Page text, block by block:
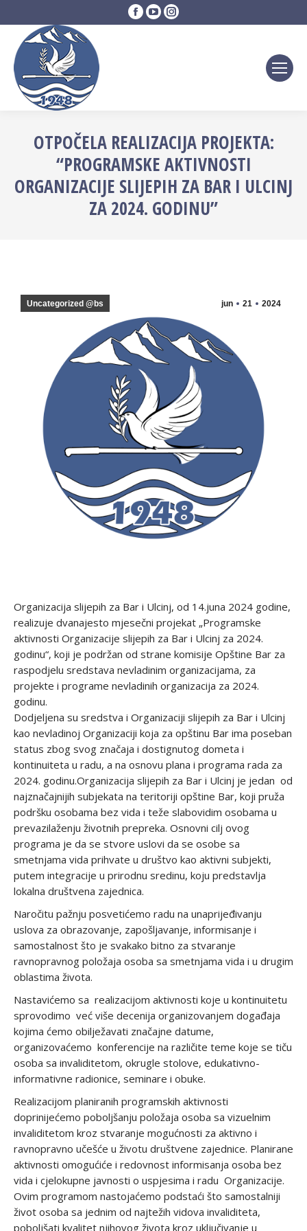
Facebook
page
YouTube
page
Instagram
page
OTPOČELA REALIZACIJA PROJEKTA:
“PROGRAMSKE AKTIVNOSTI
ORGANIZACIJE SLIJEPIH ZA BAR I ULCINJ
ZA 2024. GODINU”
jun 21 2024
Uncategorized @bs
Organizacija slijepih za Bar i Ulcinj, od 14.juna 2024 godine,
realizuje dvanajesto mjesečni projekat „Programske
aktivnosti Organizacije slijepih za Bar i Ulcinj za 2024.
godinu“, koji je podržan od strane komisije Opštine Bar za
raspodjelu sredstava nevladinim organizacijama, za
projekte i programe nevladinih organizacija za 2024.
godinu.
Dodjeljena su sredstva i Organizaciji slijepih za Bar i Ulcinj
kao nevladinoj Organizaciji koja za opštinu Bar ima poseban
status zbog svog značaja i dostignutog dometa i
kontinuiteta u radu, a na osnovu plana i programa rada za
2024. godinu.Organizacija slijepih za Bar i Ulcinj je jedan od
najznačajnijih subjekata na teritoriji opštine Bar, koji pruža
podršku osobama bez vida i teže slabovidim osobama u
prevazilaženju životnih prepreka. Osnovni cilj ovog
programa je da se stvore uslovi da se osobe sa
smetnjama vida prihvate u društvo kao aktivni subjekti,
putem integracije u prirodnu sredinu, koju predstavlja
lokalna društvena zajednica.
Naročitu pažnju posvetićemo radu na unaprijeđivanju
uslova za obrazovanje, zapošljavanje, informisanje i
samostalnost što je svakako bitno za stvaranje
ravnopravnog položaja osoba sa smetnjama vida i u drugim
oblastima života.
Nastavićemo sa realizacijom aktivnosti koje u kontinuitetu
sprovodimo već više decenija organizovanjem događaja
kojima ćemo obilježavati značajne datume,
organizovaćemo konferencije na različite teme koje se tiču
osoba sa invaliditetom, okrugle stolove, edukativno-
informativne radionice, seminare i obuke.
Realizacijom planiranih programskih aktivnosti
doprinijećemo poboljšanju položaja osoba sa vizuelnim
invaliditetom kroz stvaranje mogućnosti za aktivno i
ravnopravno učešće u životu društvene zajednice. Planirane
aktivnosti omogućiće i redovnost informisanja osoba bez
vida i cjelokupne javnosti o uspjesima i radu Organizacije.
Ovim programom nastojaćemo podstaći što samostalniji
život osoba sa jednim od najtežih vidova invaliditeta,
poboljšati kvalitet njihovog života kroz uključivanje u